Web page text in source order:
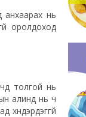
анхаарах нь
оролдоход
толгой нь
алинд нь ч